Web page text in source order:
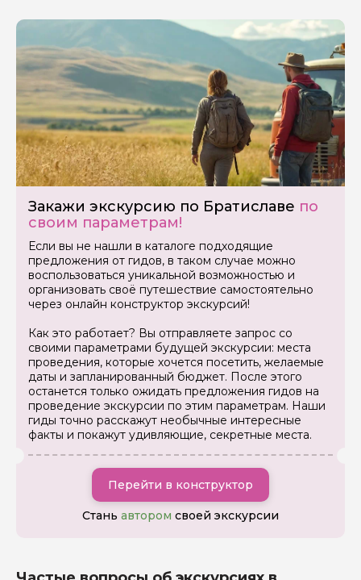
Закажи экскурсию по Братиславе по
своим параметрам!
Если вы не нашли в каталоге подходящие
предложения от гидов, в таком случае можно
воспользоваться уникальной возможностью и
организовать своё путешествие самостоятельно
через онлайн конструктор экскурсий!
Как это работает? Вы отправляете запрос со
своими параметрами будущей экскурсии: места
проведения, которые хочется посетить, желаемые
даты и запланированный бюджет. После этого
останется только ожидать предложения гидов на
проведение экскурсии по этим параметрам. Наши
гиды точно расскажут необычные интересные
факты и покажут удивляющие, секретные места.
Перейти в конструктор
Стань автором своей экскурсии
Задайте свой вопрос гиду
Как вас зовут
Ваша электронная почта
Ваш номер телефона
Вопросы и комментарии
Если у вас есть интересующие вопросы, можете их
Я даю своё согласие на обработку персональных
Отправить